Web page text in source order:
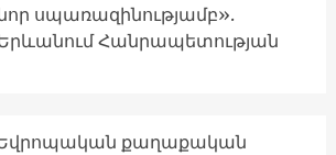
սպառազինությամբ».
Հանրապետության
Եվրոպական քաղաքական